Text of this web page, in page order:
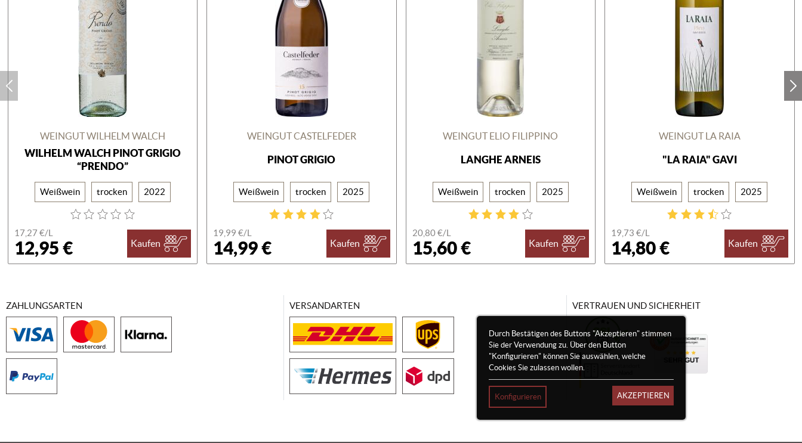
WEINGUT WILHELM WALCH
WILHELM WALCH PINOT GRIGIO
“PRENDO”
Weißwein trocken 2022
17,27 €/L
12,95 € Kaufen
WEINGUT CASTELFEDER
PINOT GRIGIO
Weißwein trocken 2025
19,99 €/L
14,99 € Kaufen
WEINGUT ELIO FILIPPINO
LANGHE ARNEIS
Weißwein trocken 2025
20,80 €/L
15,60 € Kaufen
WEINGUT LA RAIA
"LA RAIA" GAVI
Weißwein trocken 2025
19,73 €/L
14,80 € Kaufen
Durch Bestätigen des Buttons "Akzeptieren" stimmen
Sie der Verwendung zu. Über den Button
"Konfigurieren" können Sie auswählen, welche
Cookies Sie zulassen wollen.
Konfigurieren AKZEPTIEREN
ZAHLUNGSARTEN VERSANDARTEN VERTRAUEN UND SICHERHEIT